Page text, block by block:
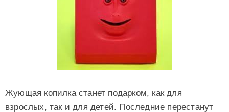
Жующая копилка станет подарком, как для
взрослых, так и для детей. Последние перестанут